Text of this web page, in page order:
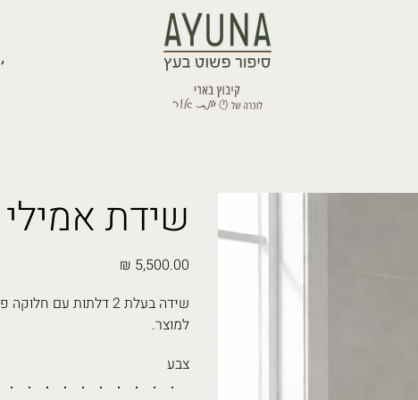
שידת
מחיר
שידה בעלת 2 דלתות
למוצר.
צבע